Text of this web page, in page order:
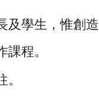
及學生，惟創造
程。